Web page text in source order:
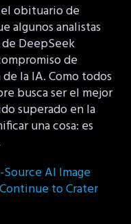
obituario de
algunos analistas
DeepSeek
de
la IA. Como todos
busca ser el mejor
superado en la
una cosa: es
AI Image
to Crater